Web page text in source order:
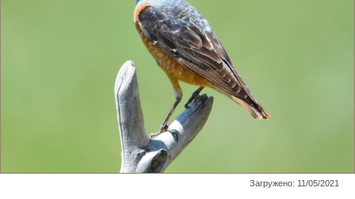
Загружено: 11/05/2021